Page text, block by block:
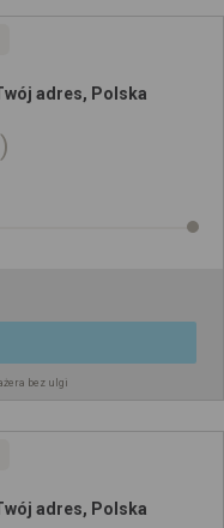
adres, Polska
bez ulgi
adres, Polska